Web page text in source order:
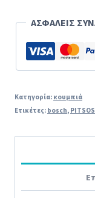
θέσεων)
PITSOS/SIEMENS/
ΑΣΦΑΛΕΙΣ
Κατηγορία: κουμπιά
Ετικέτες: bosch, PITSOS